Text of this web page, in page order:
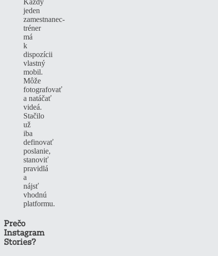
Každý
jeden
zamestnanec-
tréner
má
k
dispozícii
vlastný
mobil.
Môže
fotografovať
a natáčať
videá.
Stačilo
už
iba
definovať
poslanie,
stanoviť
pravidlá
a
nájsť
vhodnú
platformu.
Prečo
Instagram
Stories?